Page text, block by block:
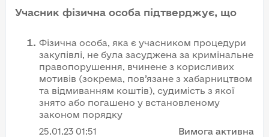
Учасник фізична особа підтверджує, що
Фізична особа, яка є учасником процедури
закупівлі, не була засуджена за кримінальне
правопорушення, вчинене з корисливих
мотивів (зокрема, пов’язане з хабарництвом
та відмиванням коштів), судимість з якої
знято або погашено у встановленому
законом порядку
25.01.23 01:51
Вимога активна